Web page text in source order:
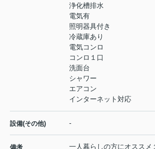
浄化槽排水
電気有
照明器具付き
冷蔵庫あり
電気コンロ
コンロ１口
洗面台
シャワー
エアコン
インターネット対応
設備(その他) -
備考 一人暮らしの方にオススメ